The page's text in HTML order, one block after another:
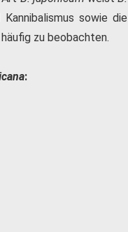
sowie die
zu beobachten.
: